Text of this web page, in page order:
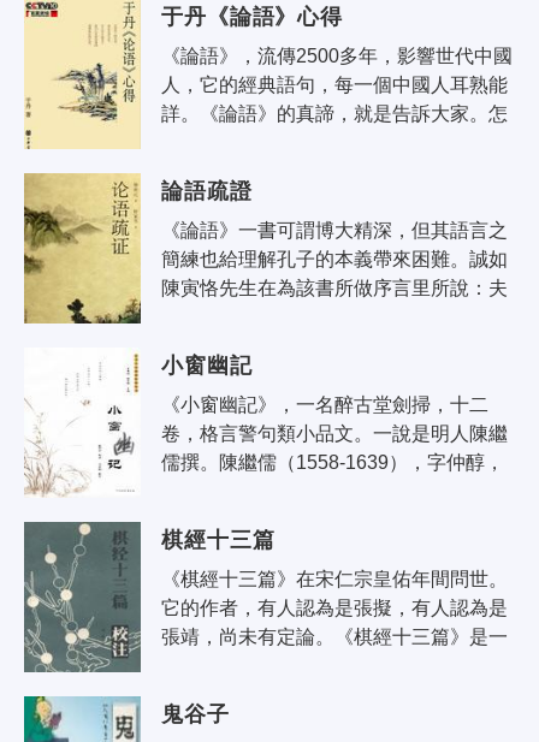
（..
于丹《論語》心得
《論語》，流傳2500多年，影響世代中國
人，它的經典語句，每一個中國人耳熟能
詳。《論語》的真諦，就是告訴大家。怎
論語疏證
《論語》一書可謂博大精深，但其語言之
簡練也給理解孔子的本義帶來困難。誠如
陳寅恪先生在為該書所做序言里所說：夫
意..
小窗幽記
《小窗幽記》，一名醉古堂劍掃，十二
卷，格言警句類小品文。一說是明人陳繼
儒撰。陳繼儒（1558-1639），字仲醇，
述..
棋經十三篇
《棋經十三篇》在宋仁宗皇佑年間問世。
它的作者，有人認為是張擬，有人認為是
張靖，尚未有定論。《棋經十三篇》是一
鬼谷子